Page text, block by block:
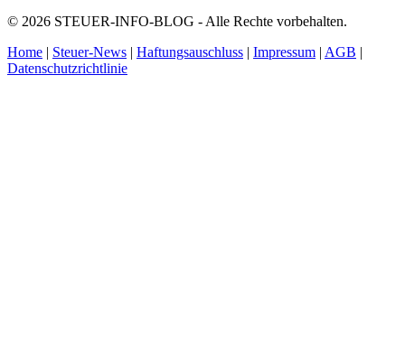
© 2026 STEUER-INFO-BLOG - Alle Rechte vorbehalten.
Home | Steuer-News | Haftungsauschluss | Impressum | AGB |
Datenschutzrichtlinie